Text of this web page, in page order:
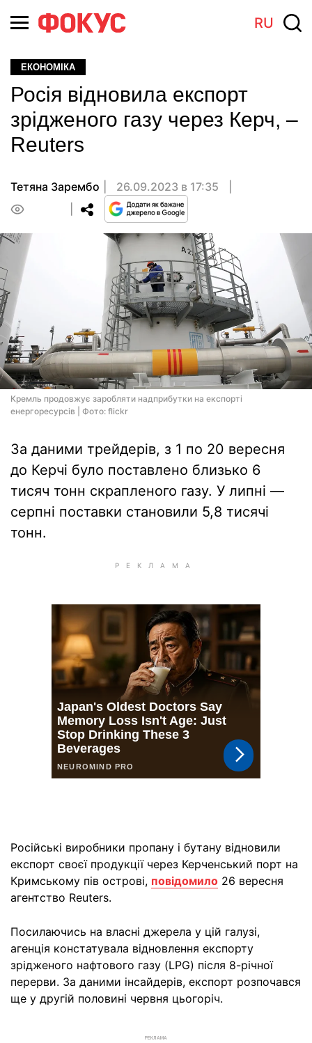
RU
ЕКОНОМІКА
Росія відновила експорт
зрідженого газу через Керч, –
Reuters
Тетяна Зарембо
26.09.2023 в 17:35
Кремль продовжує заробляти надприбутки на експорті
енергоресурсів | Фото: flickr
За даними трейдерів, з 1 по 20 вересня
до Керчі було поставлено близько 6
тисяч тонн скрапленого газу. У липні —
серпні поставки становили 5,8 тисячі
тонн.
Російські виробники пропану і бутану відновили
експорт своєї продукції через Керченський порт на
Кримському пів острові, повідомило 26 вересня
агентство Reuters.
Посилаючись на власні джерела у цій галузі,
агенція констатувала відновлення експорту
зрідженого нафтового газу (LPG) після 8-річної
перерви. За даними інсайдерів, експорт розпочався
ще у другій половині червня цьогоріч.
РЕКЛАМА